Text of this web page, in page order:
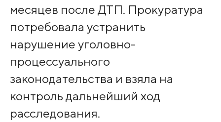
месяцев после ДТП. Прокуратура
потребовала устранить
нарушение уголовно-
процессуального
законодательства и взяла на
контроль дальнейший ход
расследования.